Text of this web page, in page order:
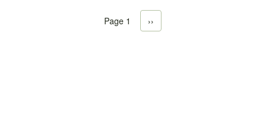
Pagination
Page 1 Next page
››